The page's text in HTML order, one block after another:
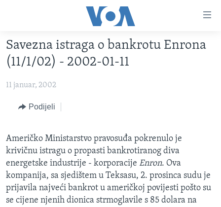
glavni
sadržaj
Pređi
na
navigaciju
na
pretragu
TV PROGRAM
VIDEO
FOTOGRAFIJE DANA
VIJESTI
BOSNA I HERCEGOVINA
SVIJET
SPECIJALNI PROJEKTI
KORUPCIJA
SLOBODA MEDIJA
ŽENSKA STRANA
Savezna istraga o bankrotu Enrona
(11/1/02) - 2002-01-11
11 januar, 2002
Podijeli
Američko Ministarstvo pravosuđa pokrenulo je
krivičnu istragu o propasti bankrotiranog diva
energetske industrije - korporacije Enron. Ova
kompanija, sa sjedištem u Teksasu, 2. prosinca sudu je
prijavila najveći bankrot u američkoj povijesti pošto su
se cijene njenih dionica strmoglavile s 85 dolara na